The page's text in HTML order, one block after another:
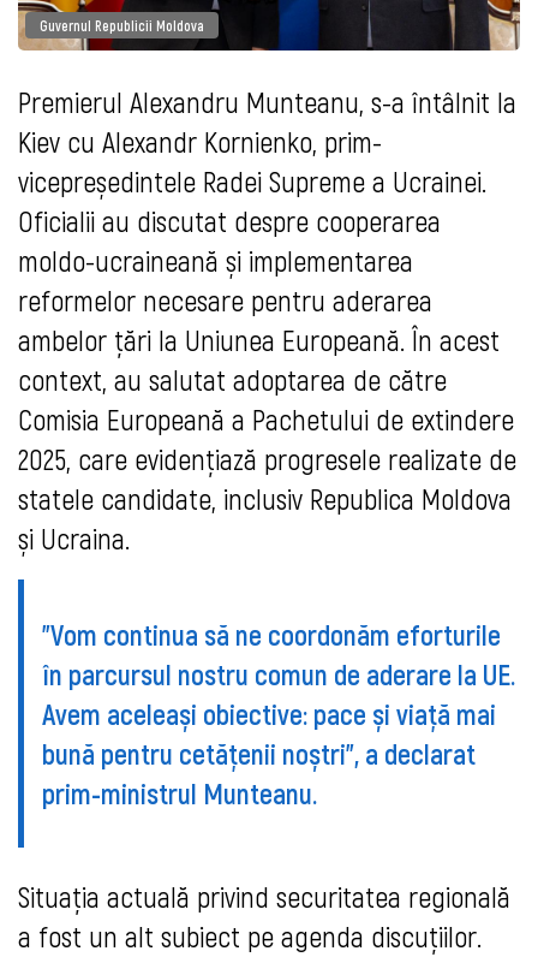
Guvernul Republicii Moldova
Premierul Alexandru Munteanu, s-a întâlnit la
Kiev cu Alexandr Kornienko, prim-
vicepreședintele Radei Supreme a Ucrainei.
Oficialii au discutat despre cooperarea
moldo-ucraineană și implementarea
reformelor necesare pentru aderarea
ambelor țări la Uniunea Europeană. În acest
context, au salutat adoptarea de către
Comisia Europeană a Pachetului de extindere
2025, care evidențiază progresele realizate de
statele candidate, inclusiv Republica Moldova
și Ucraina.
"Vom continua să ne coordonăm eforturile
în parcursul nostru comun de aderare la UE.
Avem aceleași obiective: pace și viață mai
bună pentru cetățenii noștri", a declarat
prim-ministrul Munteanu.
Situația actuală privind securitatea regională
a fost un alt subiect pe agenda discuțiilor.